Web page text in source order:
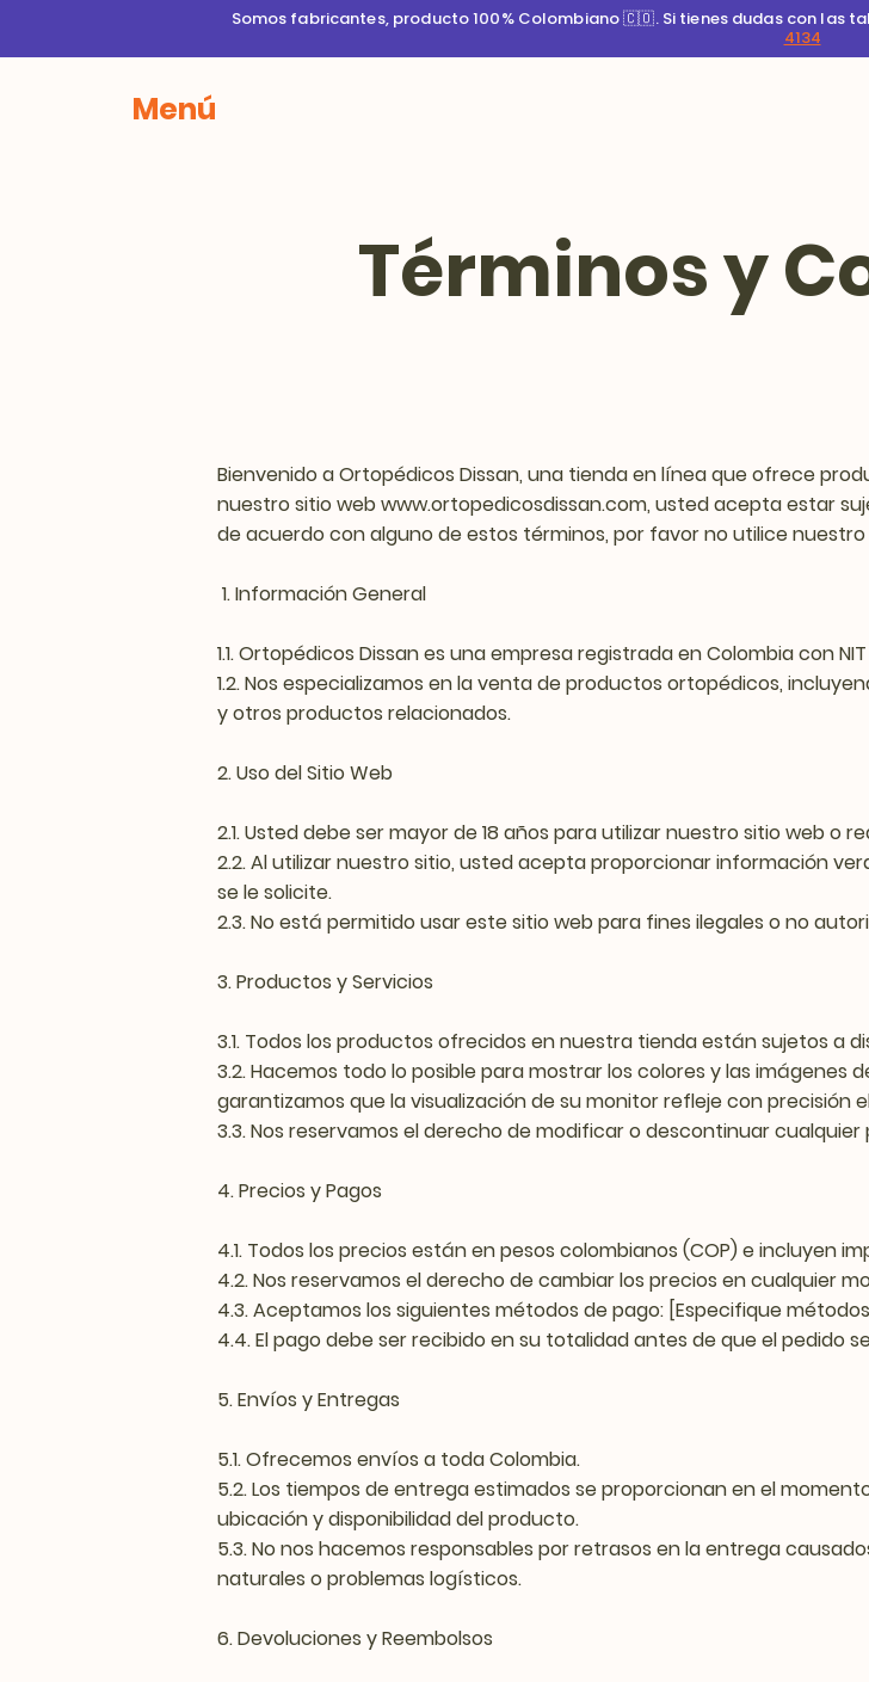
Somos fabricantes, producto 100% Colombiano 🇨🇴. Si tienes dudas con las
4134
Menú
Términos y
Bienvenido a Ortopédicos Dissan, una tienda en línea que ofrece
nuestro sitio webwww.ortopedicosdissan.com, usted acepta estar
de acuerdo con alguno de estos términos, por favor no utilice nuestro
1. Información General
1.1. Ortopédicos Dissan es una empresa registrada en Colombia con
1.2. Nos especializamos en la venta de productos ortopédicos,
y otros productos relacionados.
2. Uso del Sitio Web
2.1. Usted debe ser mayor de 18 años para utilizar nuestro sitio web o
2.2. Al utilizar nuestro sitio, usted acepta proporcionar información
se le solicite.
2.3. No está permitido usar este sitio web para fines ilegales o no
3. Productos y Servicios
3.1. Todos los productos ofrecidos en nuestra tienda están sujetos a
3.2. Hacemos todo lo posible para mostrar los colores y las imágenes
garantizamos que la visualización de su monitor refleje con precisión
3.3. Nos reservamos el derecho de modificar o descontinuar
4. Precios y Pagos
4.1. Todos los precios están en pesos colombianos (COP) e incluyen
4.2. Nos reservamos el derecho de cambiar los precios en cualquier
4.3. Aceptamos los siguientes métodos de pago: [Especifique
4.4. El pago debe ser recibido en su totalidad antes de que el pedido
5. Envíos y Entregas
5.1. Ofrecemos envíos a toda Colombia.
5.2. Los tiempos de entrega estimados se proporcionan en el
ubicación y disponibilidad del producto.
5.3. No nos hacemos responsables por retrasos en la entrega
naturales o problemas logísticos.
6. Devoluciones y Reembolsos